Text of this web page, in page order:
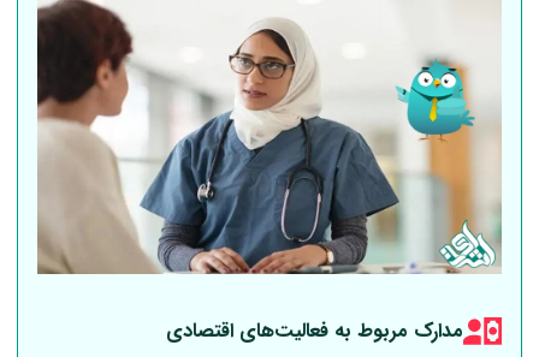
مدارک مربوط به فعالیت‎‌های اقتصادی